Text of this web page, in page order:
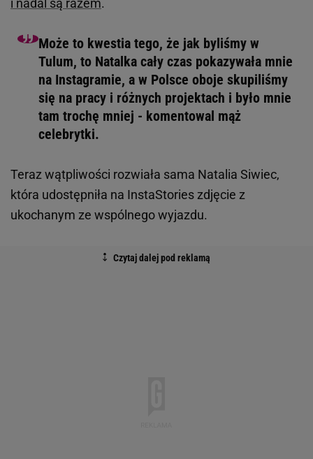
i nadal są razem.
Może to kwestia tego, że jak byliśmy w
Tulum, to Natalka cały czas pokazywała mnie
na Instagramie, a w Polsce oboje skupiliśmy
się na pracy i różnych projektach i było mnie
tam trochę mniej - komentowal mąż
celebrytki.
Teraz wątpliwości rozwiała sama Natalia Siwiec,
która udostępniła na InstaStories zdjęcie z
ukochanym ze wspólnego wyjazdu.